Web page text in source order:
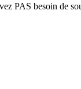
PAS besoin